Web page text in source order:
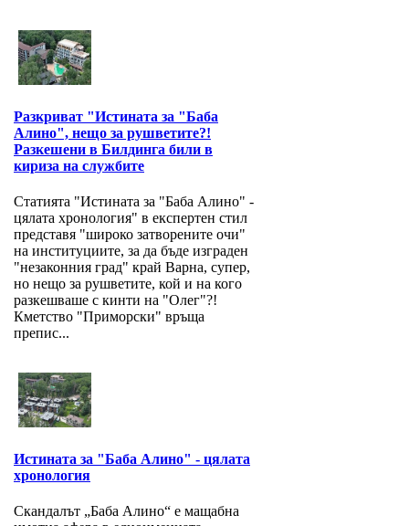
Разкриват "Истината за "Баба
Алино", нещо за рушветите?!
Разкешени в Билдинга били в
кириза на службите
Статията "Истината за "Баба Алино" -
цялата хронология" в експертен стил
представя "широко затворените очи"
на институциите, за да бъде изграден
"незаконния град" край Варна, супер,
но нещо за рушветите, кой и на кого
разкешваше с кинти на "Олег"?!
Кметство "Приморски" връща
препис...
Истината за "Баба Алино" - цялата
хронология
Скандалът „Баба Алино“ е мащабна